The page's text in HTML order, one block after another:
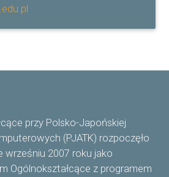
przy Polsko-Japońskiej
(PJATK) rozpoczęło
wrześniu 2007 roku jako
Ogólnokształcące z programem